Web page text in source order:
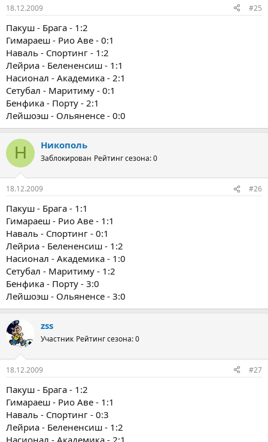
18.12.2009 #25
Пакуш - Брага - 1:2
Гимараеш - Рио Аве - 0:1
Наваль - Спортинг - 1:2
Лейриа - Белененсиш - 1:1
Насионал - Академика - 2:1
Сетубал - Маритиму - 0:1
Бенфика - Порту - 2:1
Лейшоэш - Ольяненсе - 0:0
Н Никополь
Заблокирован Рейтинг сезона: 0
18.12.2009 #26
Пакуш - Брага - 1:1
Гимараеш - Рио Аве - 1:1
Наваль - Спортинг - 0:1
Лейриа - Белененсиш - 1:2
Насионал - Академика - 1:0
Сетубал - Маритиму - 1:2
Бенфика - Порту - 3:0
Лейшоэш - Ольяненсе - 3:0
zss
Участник Рейтинг сезона: 0
18.12.2009 #27
Пакуш - Брага - 1:2
Гимараеш - Рио Аве - 1:1
Наваль - Спортинг - 0:3
Лейриа - Белененсиш - 1:2
Насионал - Академика - 2:1